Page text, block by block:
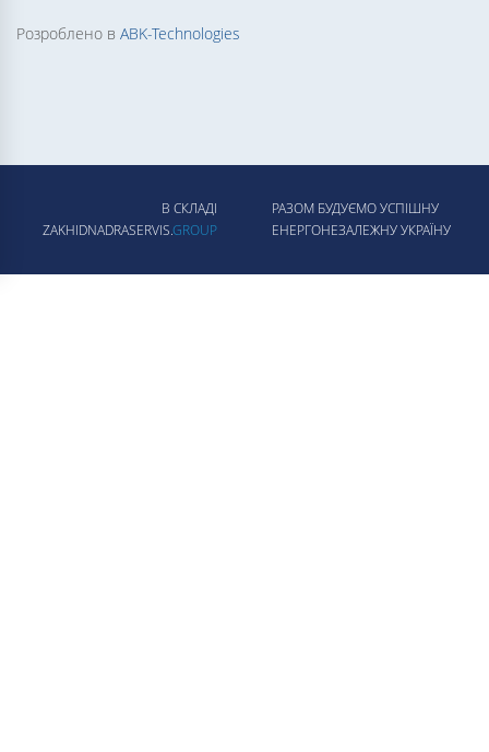
Розроблено в ABK-Technologies
В СКЛАДІ
ZAKHIDNADRASERVIS.GROUP
РАЗОМ БУДУЄМО УСПІШНУ
ЕНЕРГОНЕЗАЛЕЖНУ УКРАЇНУ